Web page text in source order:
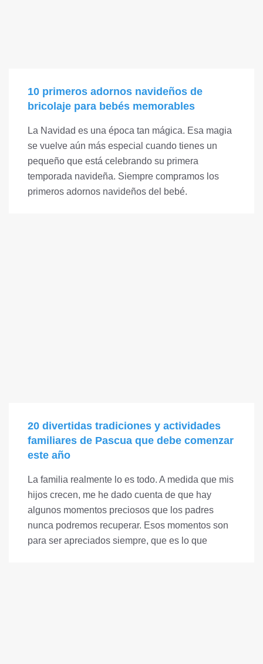
10 primeros adornos navideños de
bricolaje para bebés memorables
La Navidad es una época tan mágica. Esa magia
se vuelve aún más especial cuando tienes un
pequeño que está celebrando su primera
temporada navideña. Siempre compramos los
primeros adornos navideños del bebé.
20 divertidas tradiciones y actividades
familiares de Pascua que debe comenzar
este año
La familia realmente lo es todo. A medida que mis
hijos crecen, me he dado cuenta de que hay
algunos momentos preciosos que los padres
nunca podremos recuperar. Esos momentos son
para ser apreciados siempre, que es lo que